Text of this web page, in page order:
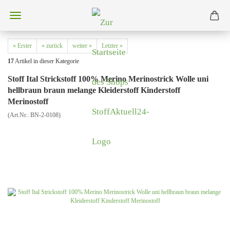
« Erster « zurück weiter » Letzter »
17Artikel in dieser Kategorie
Stoff Ital Strickstoff 100% Merino Merinostrick Wolle uni
hellbraun braun melange Kleiderstoff Kinderstoff
Merinostoff
(Art.Nr.: BN-2-0108)